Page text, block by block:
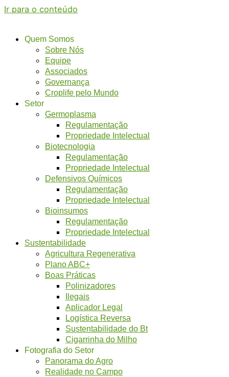
Ir para o conteúdo
Quem Somos
Sobre Nós
Equipe
Associados
Governança
Croplife pelo Mundo
Setor
Germoplasma
Regulamentação
Propriedade Intelectual
Biotecnologia
Regulamentação
Propriedade Intelectual
Defensivos Químicos
Regulamentação
Propriedade Intelectual
Bioinsumos
Regulamentação
Propriedade Intelectual
Sustentabilidade
Agricultura Regenerativa
Plano ABC+
Boas Práticas
Polinizadores
Ilegais
Aplicador Legal
Logística Reversa
Sustentabilidade do Bt
Cigarrinha do Milho
Fotografia do Setor
Panorama do Agro
Realidade no Campo